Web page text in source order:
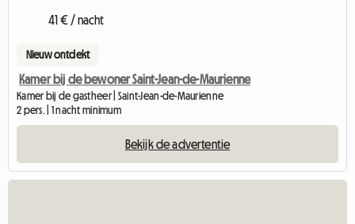
41 € / nacht
Nieuw ontdekt
Kamer bij de bewoner Saint-Jean-de-Maurienne
Kamer bij de gastheer | Saint-Jean-de-Maurienne
2 pers. | 1 nacht minimum
Bekijk de advertentie